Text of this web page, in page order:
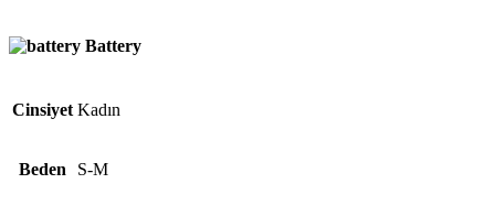
Battery
Cinsiyet Kadın
Beden S-M